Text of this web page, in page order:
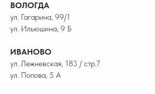
ВОЛОГДА
ул. Гагарина, 99/1
ул. Ильюшина, 9 Б
ИВАНОВО
ул. Лежневская, 183 / стр.7
ул. Попова, 5 А